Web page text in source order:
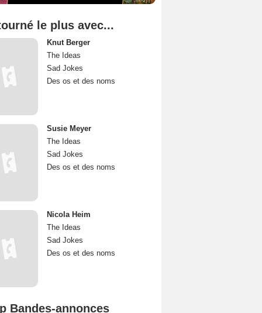
le plus avec...
Knut Berger
The Ideas
Sad Jokes
Des os et des noms
Susie Meyer
The Ideas
Sad Jokes
Des os et des noms
Nicola Heim
The Ideas
Sad Jokes
Des os et des noms
Bandes-annonces